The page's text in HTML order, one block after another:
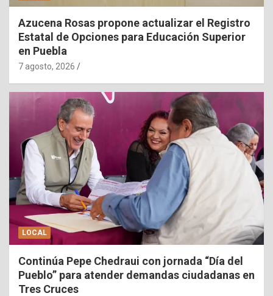
Azucena Rosas propone actualizar el Registro
Estatal de Opciones para Educación Superior
en Puebla
7 agosto, 2026
LOCAL
Continúa Pepe Chedraui con jornada “Día del
Pueblo” para atender demandas ciudadanas en
Tres Cruces